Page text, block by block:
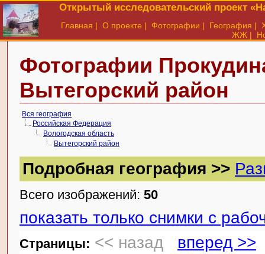
Открытый исследовательский проект
Главная | О проекте | Фотографии | География |
ЖЖ |
Фотографии
Вытегорский район
Вся география
Российская Федерация
Вологодская область
Вытегорский район
Подробная география >>
Всего изображений: 50
показать только снимки с
Cтраницы: << назад вперед >>